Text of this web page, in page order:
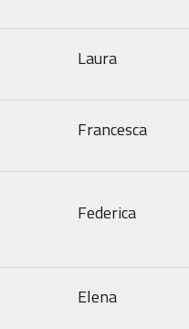
Laura
Francesca
Federica
Elena